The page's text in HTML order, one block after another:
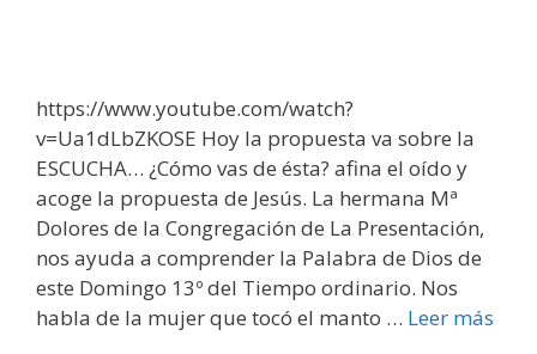
https://www.youtube.com/watch?
v=Ua1dLbZKOSE Hoy la propuesta va sobre la
ESCUCHA… ¿Cómo vas de ésta? afina el oído y
acoge la propuesta de Jesús. La hermana Mª
Dolores de la Congregación de La Presentación,
nos ayuda a comprender la Palabra de Dios de
este Domingo 13º del Tiempo ordinario. Nos
habla de la mujer que tocó el manto … Leer más